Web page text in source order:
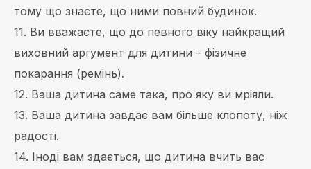
тому що знаєте, що ними повний будинок.
11. Ви вважаєте, що до певного віку найкращий
виховний аргумент для дитини – фізичне
покарання (ремінь).
12. Ваша дитина саме така, про яку ви мріяли.
13. Ваша дитина завдає вам більше клопоту, ніж
радості.
14. Іноді вам здається, що дитина вчить вас